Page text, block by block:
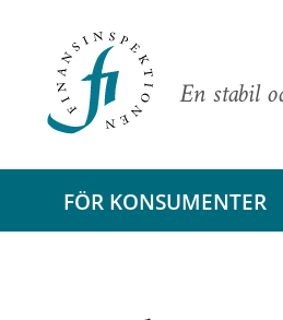
En stabil
FÖR KONSUMENTER